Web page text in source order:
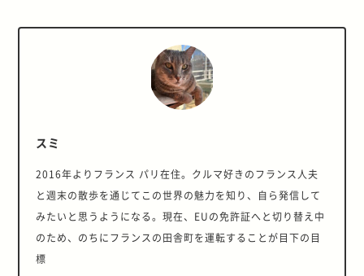
スミ
2016年よりフランス パリ在住。クルマ好きのフランス人夫
と週末の散歩を通じてこの世界の魅力を知り、自ら発信して
みたいと思うようになる。現在、EUの免許証へと切り替え中
のため、のちにフランスの田舎町を運転することが目下の目
標